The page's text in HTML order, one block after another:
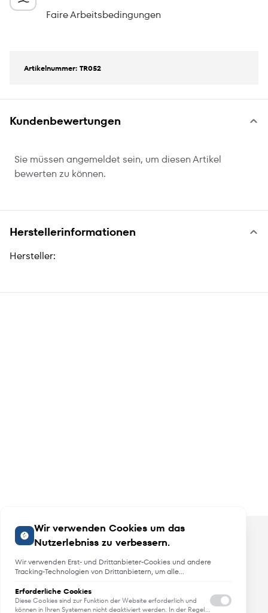
Faire Arbeitsbedingungen
Artikelnummer: TR052
Kundenbewertungen
Sie müssen angemeldet sein, um diesen Artikel
bewerten zu können.
Herstellerinformationen
Hersteller:
Wir verwenden Cookies um das
Nutzerlebniss zu verbessern.
Wir verwenden Erst- und Drittanbieter-Cookies und andere
Tracking-Technologien von Drittanbietern, um alle
Sie anzupassen, Analysen durchzuführen und personalisierte
Werbung über unsere Websites, Apps und Newsletter im
Internet und über Social-Media-Plattformen bereitzustellen. Zu
Erforderliche Cookies
Diese Cookies sind zur Funktion der Website erforderlich und
können in Ihren Systemen nicht deaktiviert werden. In der Regel
Angebote, Neuheiten und Trends